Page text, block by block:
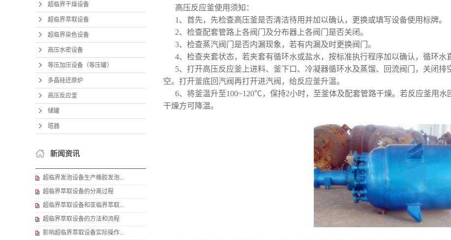
超临界干燥设备
超临界萃取设备
超临界染色设备
高压水密设备
等压加压设备（等压罐）
多晶硅还原炉
高压反应釜
储罐
塔器
新闻资讯
超临界发泡设备生产橡胶发泡...
超临界萃取设备的分离过程
超临界萃取设备和亚临界萃取...
超临界萃取设备的方法和流程
影响超临界萃取设备实际操作...
高压反应釜使用须知：
1、首先，先检查高压釜是否清洁待用并加以确认，更换或填写设备使用标牌。
2、检查配套管路上各阀门及分布器上各阀门是否关闭。
3、检查蒸汽阀门是否内漏现象，若有内漏及时更换阀门。
4、检查夹套状态，若夹套有循环水或盐水，按标准执行程序加以确认，循环水
5、打开高压反应釜上进料、釜下口、冷凝器循环水及蒸馏、回流阀门，关闭
空。打开釜底回汽阀再打开进汽阀，给反应釜升温。
6、将釜温升至100~120℃，保持2小时，至釜体及配套管路干燥。若反应釜用
干燥方可降温。